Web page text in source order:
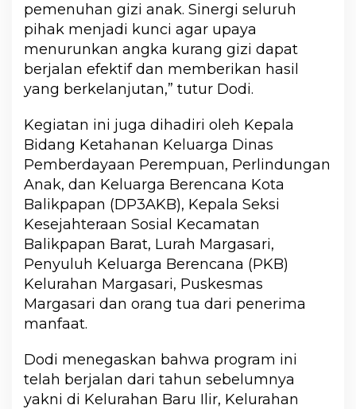
pemenuhan gizi anak. Sinergi seluruh
pihak menjadi kunci agar upaya
menurunkan angka kurang gizi dapat
berjalan efektif dan memberikan hasil
yang berkelanjutan,” tutur Dodi.
Kegiatan ini juga dihadiri oleh Kepala
Bidang Ketahanan Keluarga Dinas
Pemberdayaan Perempuan, Perlindungan
Anak, dan Keluarga Berencana Kota
Balikpapan (DP3AKB), Kepala Seksi
Kesejahteraan Sosial Kecamatan
Balikpapan Barat, Lurah Margasari,
Penyuluh Keluarga Berencana (PKB)
Kelurahan Margasari, Puskesmas
Margasari dan orang tua dari penerima
manfaat.
Dodi menegaskan bahwa program ini
telah berjalan dari tahun sebelumnya
yakni di Kelurahan Baru Ilir, Kelurahan